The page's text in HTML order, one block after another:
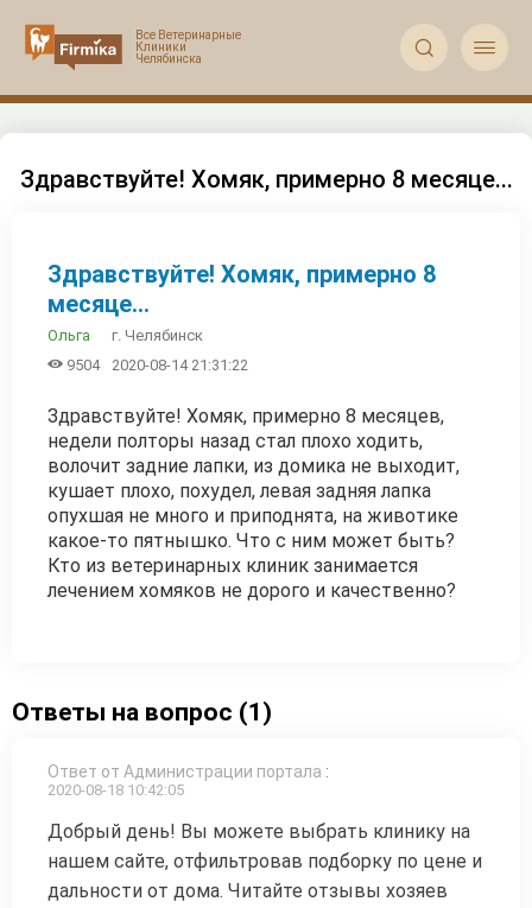
 
Здравствуйте! Хомяк, примерно 8 месяце...
Здравствуйте! Хомяк, примерно 8
месяце...
Ольга г. Челябинск
 9504 2020-08-14 21:31:22
Здравствуйте! Хомяк, примерно 8 месяцев,
недели полторы назад стал плохо ходить,
волочит задние лапки, из домика не выходит,
кушает плохо, похудел, левая задняя лапка
опухшая не много и приподнята, на животике
какое-то пятнышко. Что с ним может быть?
Кто из ветеринарных клиник занимается
лечением хомяков не дорого и качественно?
Ответы на вопрос (1)
Ответ от Администрации портала :
2020-08-18 10:42:05
Добрый день! Вы можете выбрать клинику на
нашем сайте, отфильтровав подборку по цене и
дальности от дома. Читайте отзывы хозяев